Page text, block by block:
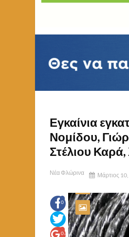
Εγκαίνια
Νομίδου,
Στέλιου
Νέα Φλώρινα Μάρτιος
0
0